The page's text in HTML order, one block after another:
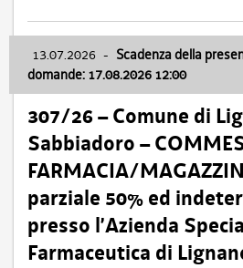
13.07.2026 - Scadenza della
domande: 17.08.2026 12:00
307/26 – Comune di
Sabbiadoro –
FARMACIA/
parziale 50% ed
presso l’Azienda
Farmaceutica di